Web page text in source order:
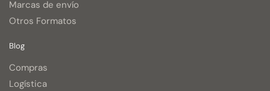
Marcas de envío
Otros Formatos
Blog
Compras
Logística